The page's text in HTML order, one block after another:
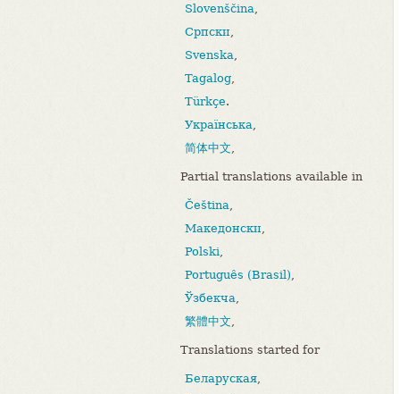
Slovenščina,
Српски,
Svenska,
Tagalog,
Türkçe.
Українська,
简体中文,
Partial translations available in
Čeština,
Македонски,
Polski,
Português (Brasil),
Ўзбекча,
繁體中文,
Translations started for
Беларуская,